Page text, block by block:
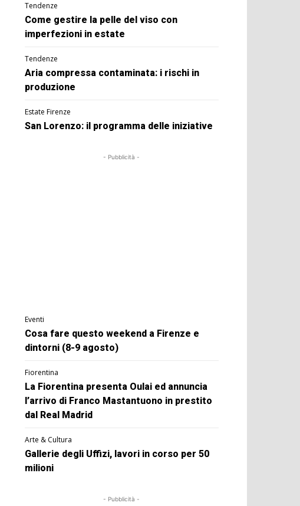
Tendenze
Come gestire la pelle del viso con
imperfezioni in estate
Tendenze
Aria compressa contaminata: i rischi in
produzione
Estate Firenze
San Lorenzo: il programma delle iniziative
- Pubblicità -
Eventi
Cosa fare questo weekend a Firenze e
dintorni (8-9 agosto)
Fiorentina
La Fiorentina presenta Oulai ed annuncia
l’arrivo di Franco Mastantuono in prestito
dal Real Madrid
Arte & Cultura
Gallerie degli Uffizi, lavori in corso per 50
milioni
- Pubblicità -